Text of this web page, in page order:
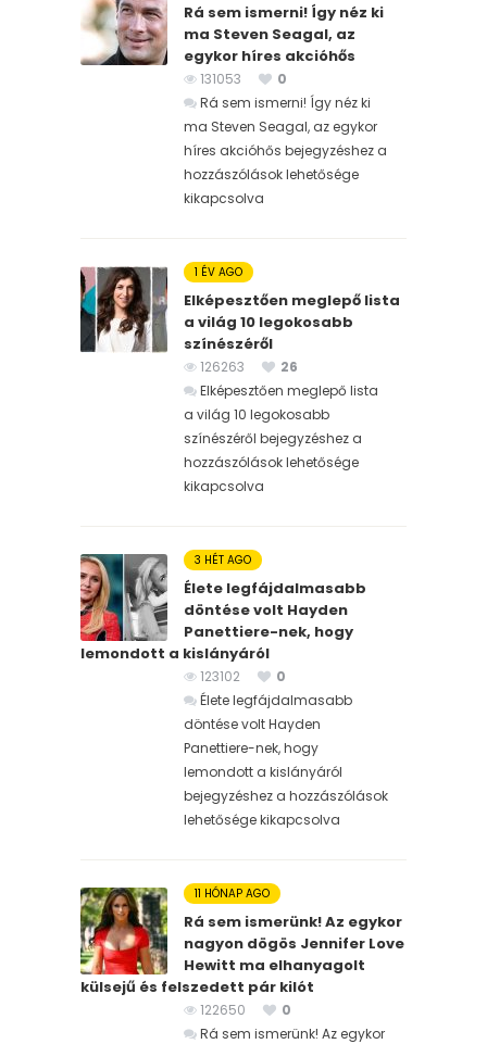
Rá sem ismerni! Így néz ki
ma Steven Seagal, az
egykor híres akcióhős
131053
0
Rá sem ismerni! Így néz ki
ma Steven Seagal, az egykor
híres akcióhős bejegyzéshez a
hozzászólások lehetősége
kikapcsolva
1 ÉV AGO
Elképesztően meglepő lista
a világ 10 legokosabb
színészéről
126263
26
Elképesztően meglepő lista
a világ 10 legokosabb
színészéről bejegyzéshez a
hozzászólások lehetősége
kikapcsolva
3 HÉT AGO
Élete legfájdalmasabb
döntése volt Hayden
Panettiere-nek, hogy
lemondott a kislányáról
123102
0
Élete legfájdalmasabb
döntése volt Hayden
Panettiere-nek, hogy
lemondott a kislányáról
bejegyzéshez a hozzászólások
lehetősége kikapcsolva
11 HÓNAP AGO
Rá sem ismerünk! Az egykor
nagyon dögös Jennifer Love
Hewitt ma elhanyagolt
külsejű és felszedett pár kilót
122650
0
Rá sem ismerünk! Az egykor